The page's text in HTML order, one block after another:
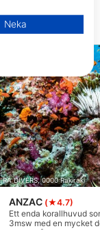
RA DIVERS, 0000 Rakiraki
ANZAC (★4.7)
Ett enda korallhuvud
3msw med en mycket
här:
app.
på
Neka